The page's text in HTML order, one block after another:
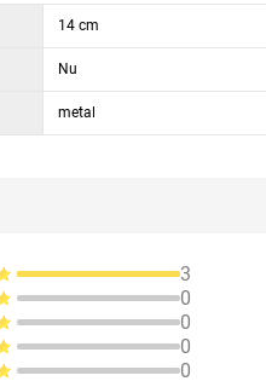
14 cm
Nu
metal
3
0
0
0
0